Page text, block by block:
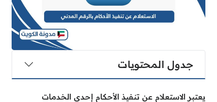
جدول المحتويات
يعتبر الاستعلام عن تنفيذ الأحكام إحدى الخدمات